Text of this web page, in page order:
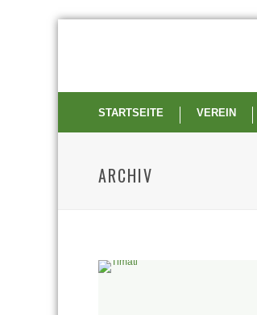
STARTSEITE VEREIN
ARCHIV